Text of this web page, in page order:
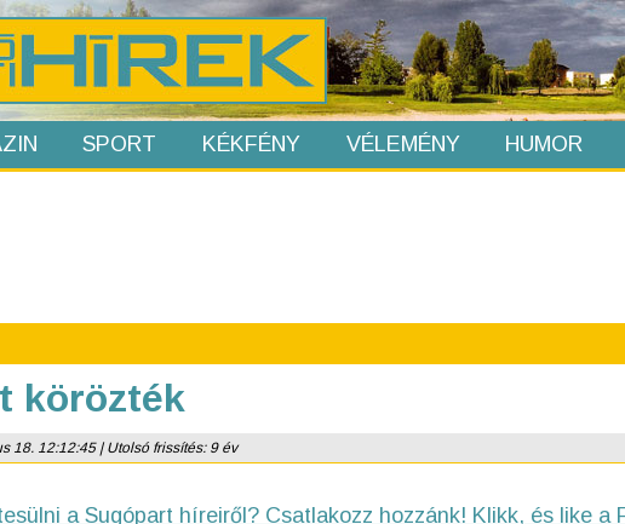
SPORT KÉKFÉNY VÉLEMÉNY HUMOR
körözték
18. 12:12:45 | Utolsó frissítés: 9 év
a Sugópart híreiről? Csatlakozz hozzánk! Klikk, és like a